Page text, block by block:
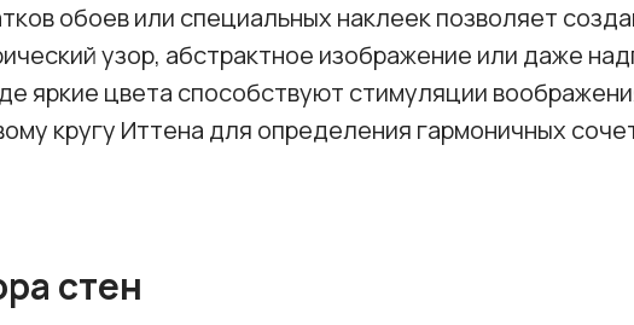
обоев или специальных наклеек позволяет
узор, абстрактное изображение или даже
яркие цвета способствуют стимуляции
кругу Иттена для определения гармоничных
стен